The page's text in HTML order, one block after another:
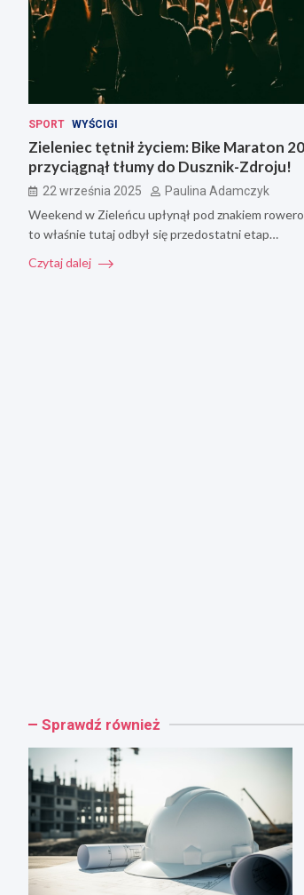
SPORT WYŚCIGI
Zieleniec tętnił życiem: Bike Maraton
przyciągnął tłumy do Dusznik-Zdroju!
22 września 2025 Paulina Adamczyk
Weekend w Zieleńcu upłynął pod znakiem
to właśnie tutaj odbył się przedostatni etap…
Czytaj dalej
Sprawdź również